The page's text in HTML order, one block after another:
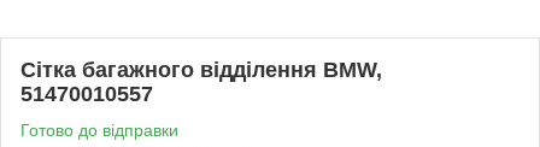
Сітка багажного відділення BMW,
51470010557
Готово до відправки